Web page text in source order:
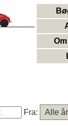
Fra: